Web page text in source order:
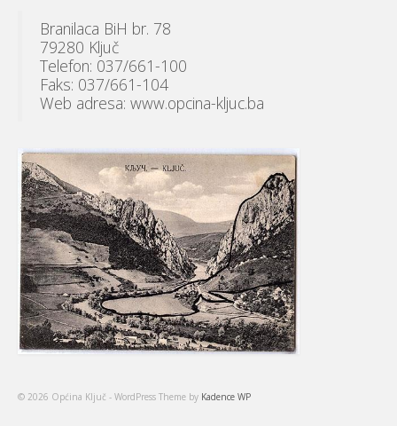
Branilaca BiH br. 78
79280 Ključ
Telefon: 037/661-100
Faks: 037/661-104
Web adresa: www.opcina-kljuc.ba
© 2026 Općina Ključ - WordPress Theme by Kadence WP